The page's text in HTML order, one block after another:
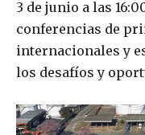
3 de junio a las
conferencias de
internacionales y
los desafíos y